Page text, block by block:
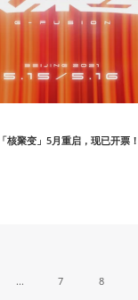
核聚变」5月重启，现已开票
... 7 8